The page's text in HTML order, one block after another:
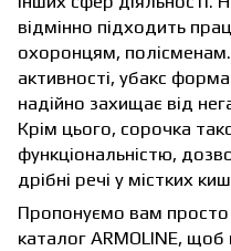
відмінно підходить
охоронцям, полісменам.
активності, убакс
надійно захищає від
Крім цього, сорочка
функціональністю,
дрібні речі у містких
Пропонуємо вам
каталог ARMOLINE, щоб